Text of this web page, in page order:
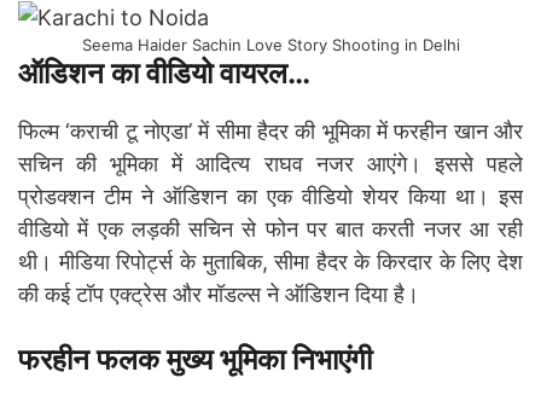
Seema Haider Sachin Love Story Shooting in Delhi
ऑडिशन का वीडियो वायरल…
फिल्म ‘कराची टू नोएडा’ में सीमा हैदर की भूमिका में फरहीन खान और
सचिन की भूमिका में आदित्य राघव नजर आएंगे। इससे पहले
प्रोडक्शन टीम ने ऑडिशन का एक वीडियो शेयर किया था। इस
वीडियो में एक लड़की सचिन से फोन पर बात करती नजर आ रही
थी। मीडिया रिपोर्ट्स के मुताबिक, सीमा हैदर के किरदार के लिए देश
की कई टॉप एक्ट्रेस और मॉडल्स ने ऑडिशन दिया है।
फरहीन फलक मुख्य भूमिका निभाएंगी